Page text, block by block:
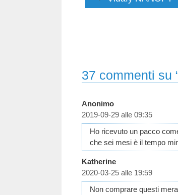
37 commenti su
Anonimo
2019-09-29 alle 09:35
Ho ricevuto un pacco
che sei mesi è il tempo
Katherine
2020-03-25 alle 19:59
Non comprare questi